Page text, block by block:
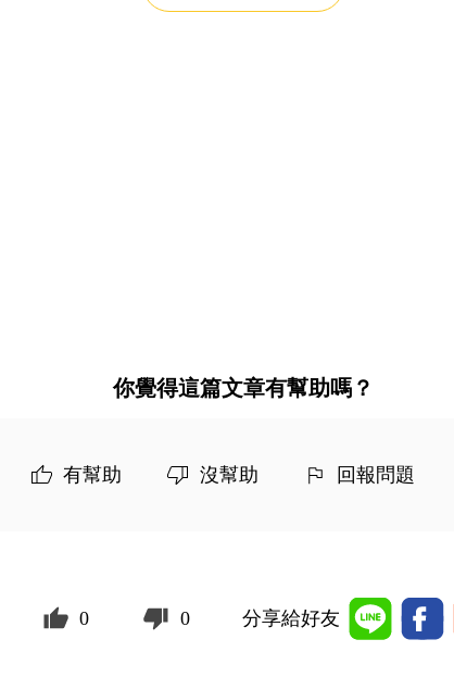
你覺得這篇文章有幫助嗎？
有幫助 沒幫助 回報問題
0 0 分享給好友